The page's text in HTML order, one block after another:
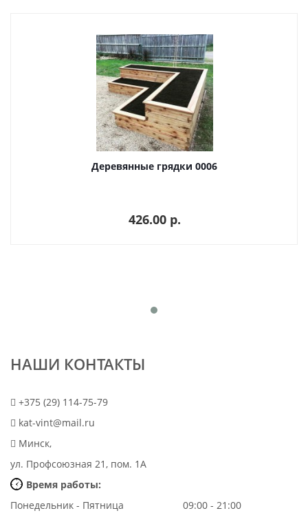
Деревянные грядки 0006
426.00 p.
НАШИ КОНТАКТЫ
+375 (29) 114-75-79
kat-vint@mail.ru
Минск,
ул. Профсоюзная 21, пом. 1А
Время работы:
Понедельник - Пятница
09:00 - 21:00